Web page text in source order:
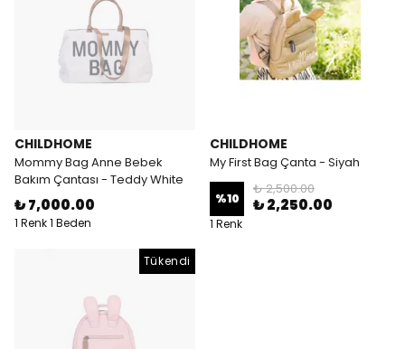
CHILDHOME
Mommy Bag Anne Bebek
Bakım Çantası - Teddy White
₺ 7,000.00
1 Renk 1 Beden
CHILDHOME
My First Bag Çanta - Siyah
%10
₺ 2,500.00
₺ 2,250.00
1 Renk
Tükendi